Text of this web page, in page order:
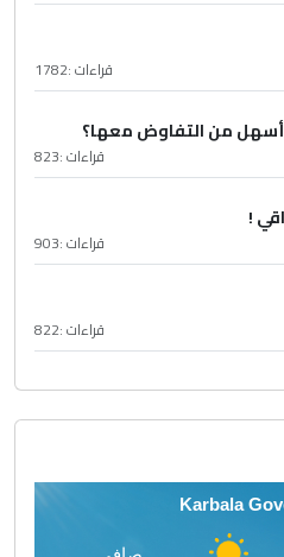
قراءات :1782
أسهل من التفاوض معها؟
قراءات :823
!
قراءات :903
قراءات :822
Karbala